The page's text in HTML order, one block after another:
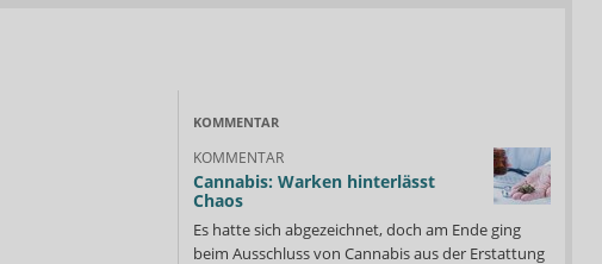
KOMMENTAR
KOMMENTAR
Cannabis: Warken hinterlässt
Chaos
Es hatte sich abgezeichnet, doch am Ende ging
beim Ausschluss von Cannabis aus der Erstattung